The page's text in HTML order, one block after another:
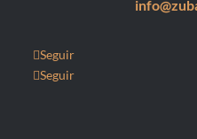
Seguir
Seguir